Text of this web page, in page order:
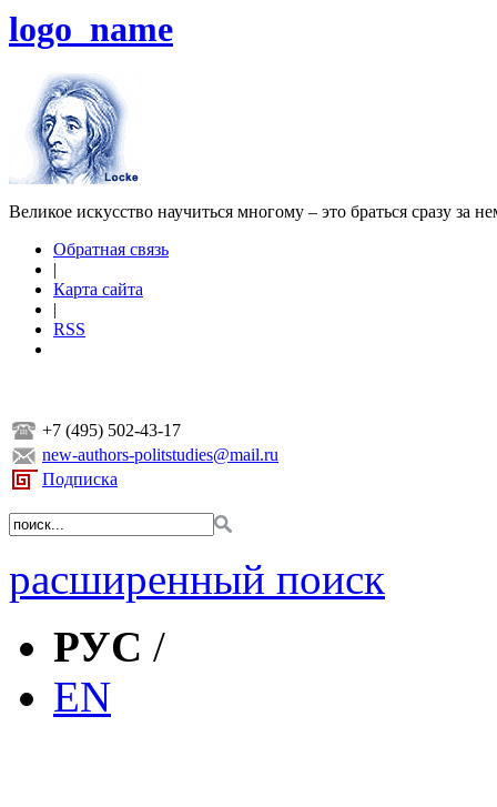
logo_name
Великое искусство научиться многому – это браться сразу за
Обратная связь
|
Карта сайта
|
RSS
+7 (495) 502-43-17
new-authors-politstudies@mail.ru
Подписка
расширенный поиск
РУС /
EN